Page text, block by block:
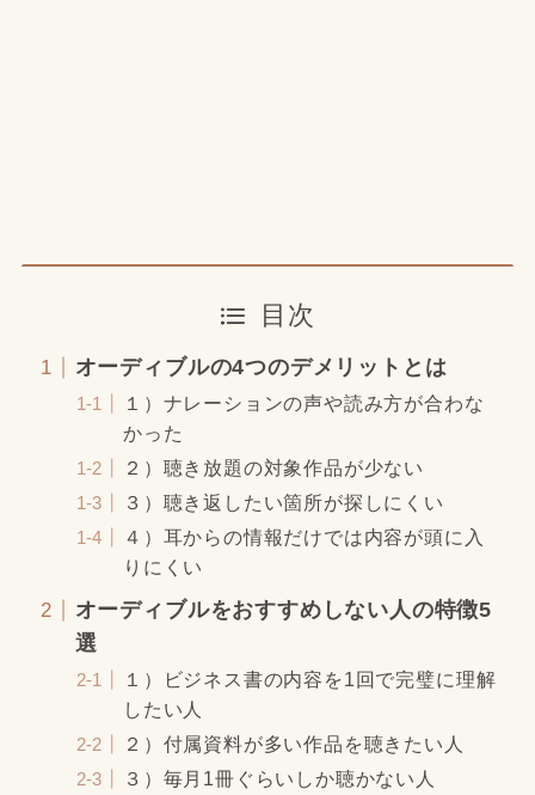
目次
オーディブルの4つのデメリットとは
１）ナレーションの声や読み方が合わな
かった
２）聴き放題の対象作品が少ない
３）聴き返したい箇所が探しにくい
４）耳からの情報だけでは内容が頭に入
りにくい
オーディブルをおすすめしない人の特徴5
選
１）ビジネス書の内容を1回で完璧に理解
したい人
２）付属資料が多い作品を聴きたい人
３）毎月1冊ぐらいしか聴かない人